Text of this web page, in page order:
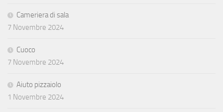
Cameriera di sala
7 Novembre 2024
Cuoco
7 Novembre 2024
Aiuto pizzaiolo
1 Novembre 2024